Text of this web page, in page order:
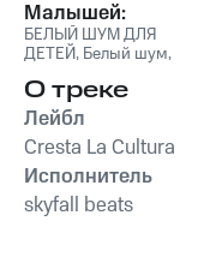
Малышей:
Крепкий Сон и
Успокоение Плача
БЕЛЫЙ ШУМ ДЛЯ
ДЕТЕЙ, Белый шум,
Sleep Music
О треке
Лейбл
Cresta La Cultura
Исполнитель
skyfall beats